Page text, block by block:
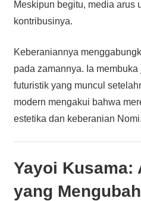
Meskipun begitu, media arus
kontribusinya.
Keberaniannya
pada zamannya. Ia
futuristik yang muncul
modern mengakui bahwa
estetika dan keberanian Nomi.
Yayoi Kusama:
yang